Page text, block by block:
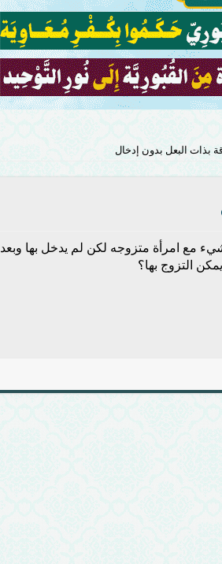
بذات البعل بدون إدخال
مع امرأة متزوجه لكن لم يدخل بها وبعد
التزوج بها؟